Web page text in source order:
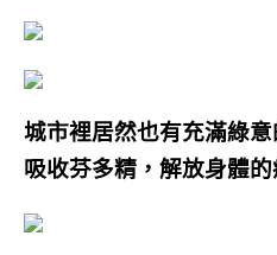
城市裡居然也有充滿綠
吸收芬多精，解放身體